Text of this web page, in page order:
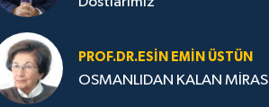
PROF.DR.ESIN EMIN ÜSTÜN
OSMANLIDAN KALAN MİRAS